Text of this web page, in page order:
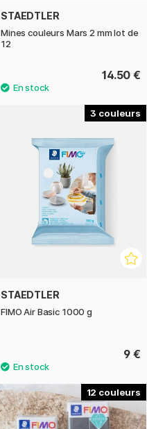
STAEDTLER
Mines couleurs Mars 2 mm lot de
12
14.50 €
3
STAEDTLER
FIMO Air Basic 1000 g
9 €
12